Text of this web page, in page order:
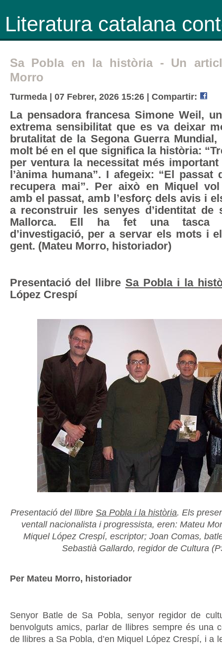
Literatura catalana
Sa Pobla en la història - Un
Morro
Turmeda | 07 Febrer, 2026 15:26 | Compartir:
La pensadora francesa Simone Weil,
extrema sensibilitat que es va deixar
brutalitat de la Segona Guerra Mundial,
molt bé en el que significa la història:
per ventura la necessitat més
l’ànima humana”. I afegeix: “El passat
recupera mai”. Per això en Miquel
amb el passat, amb l’esforç dels avis i
a reconstruir les senyes d’identitat de
Mallorca. Ell ha fet una tasca
d’investigació, per a servar els mots i
gent. (Mateu Morro, historiador)
Presentació del llibre Sa Pobla i la
López Crespí
Presentació del llibreSa Pobla i la història. Els
ventall nacionalista i progressista, eren: Mateu
Miquel López Crespí, escriptor; Joan Comas,
Sebastià Gallardo, regidor de Cultura
Per Mateu Morro, historiador
Senyor Batle de Sa Pobla, senyor regidor de
benvolguts amics, parlar de llibres sempre és una
de llibres a Sa Pobla, d’en Miquel López Crespí, i a